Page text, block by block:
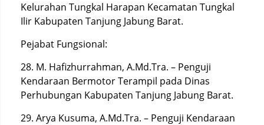
Kelurahan Tungkal Harapan Kecamatan Tungkal
Ilir Kabupaten Tanjung Jabung Barat.
Pejabat Fungsional:
28. M. Hafizhurrahman, A.Md.Tra. – Penguji
Kendaraan Bermotor Terampil pada Dinas
Perhubungan Kabupaten Tanjung Jabung Barat.
29. Arya Kusuma, A.Md.Tra. – Penguji Kendaraan